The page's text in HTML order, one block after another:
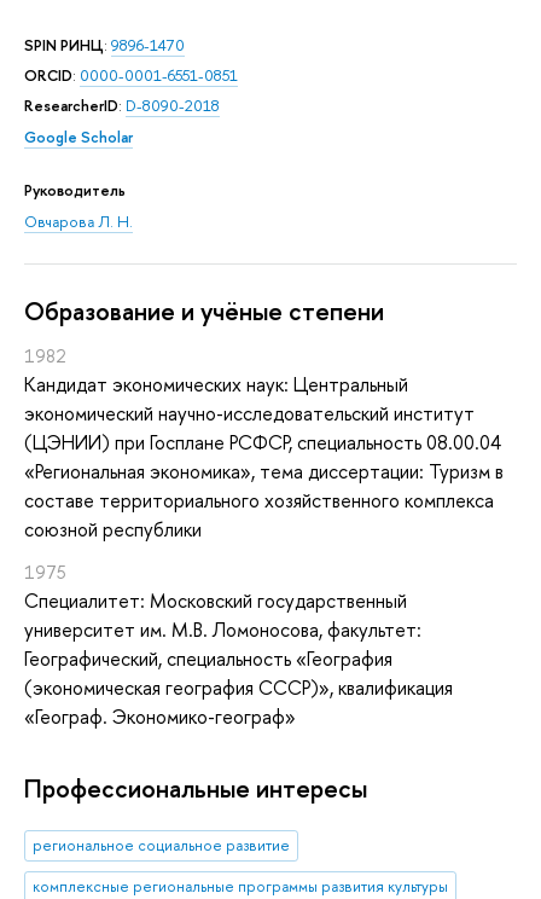
SPIN РИНЦ: 9896-1470
ORCID: 0000-0001-6551-0851
ResearcherID: D-8090-2018
Google Scholar
Руководитель
Овчарова Л. Н.
Oбразование и учёные степени
1982
Кандидат экономических наук: Центральный
экономический научно-исследовательский институт
(ЦЭНИИ) при Госплане РСФСР, специальность 08.00.04
«Региональная экономика», тема диссертации: Туризм в
составе территориального хозяйственного комплекса
союзной республики
1975
Специалитет: Московский государственный
университет им. М.В. Ломоносова, факультет:
Географический, специальность «География
(экономическая география СССР)», квалификация
«Географ. Экономико-географ»
Профессиональные интересы
региональное социальное развитие
комплексные региональные программы развития культуры